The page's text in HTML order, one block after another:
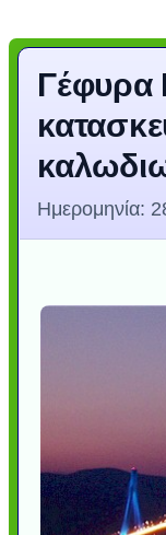
Γέφυρα
Ημερομηνία: